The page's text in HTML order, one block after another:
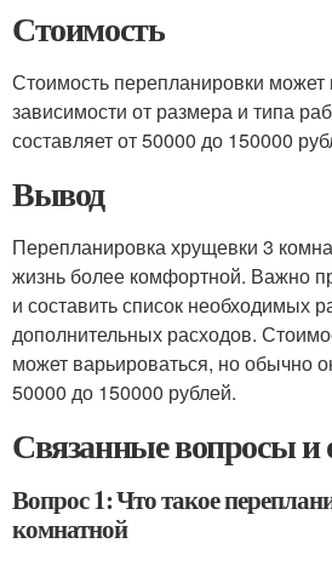
Стоимость
Стоимость перепланировки может
зависимости от размера и типа
составляет от 50000 до 150000
Вывод
Перепланировка хрущевки 3
жизнь более комфортной. Важно
и составить список необходимых
дополнительных расходов.
может варьироваться, но обычно
50000 до 150000 рублей.
Связанные вопросы и
Вопрос 1: Что такое
комнатной